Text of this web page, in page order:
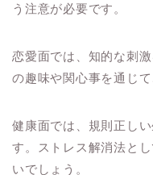
う注意が必要です。
恋愛面では、知的な刺
の趣味や関心事を通じ
健康面では、規則正し
す。ストレス解消法と
いでしょう。